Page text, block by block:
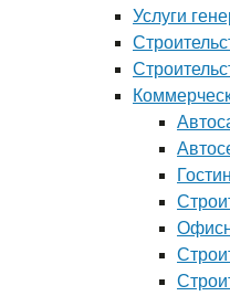
Услуги